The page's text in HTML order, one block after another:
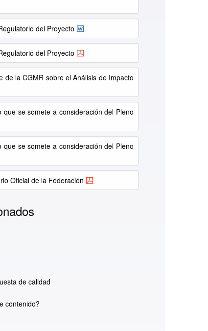
del Proyecto
del Proyecto
de la CGMR sobre el Análisis de Impacto
que se somete a consideración del Pleno
que se somete a consideración del Pleno
Oficial de la Federación
de calidad
contenido?